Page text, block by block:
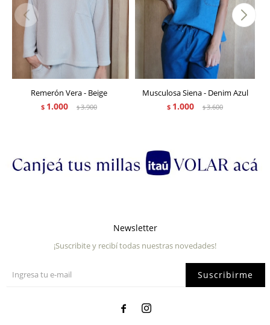
Remerón Vera - Beige
$ 1.000 $3.900
Musculosa Siena - Denim Azul
$ 1.000 $3.600
Newsletter
¡Suscribite y recibí todas nuestras novedades!
Suscribirme
 